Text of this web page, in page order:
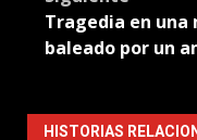
Tragedia en una
baleado por un
HISTORIAS